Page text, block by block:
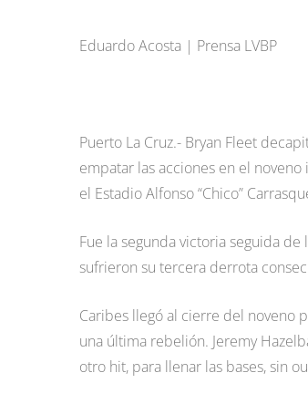
Eduardo Acosta | Prensa LVBP
Puerto La Cruz.- Bryan Fleet
empatar las acciones en el
el Estadio Alfonso “Chico”
Fue la segunda victoria seguida
sufrieron su tercera derrota
Caribes llegó al cierre del noveno
una última rebelión. Jeremy
otro hit, para llenar las bases, sin